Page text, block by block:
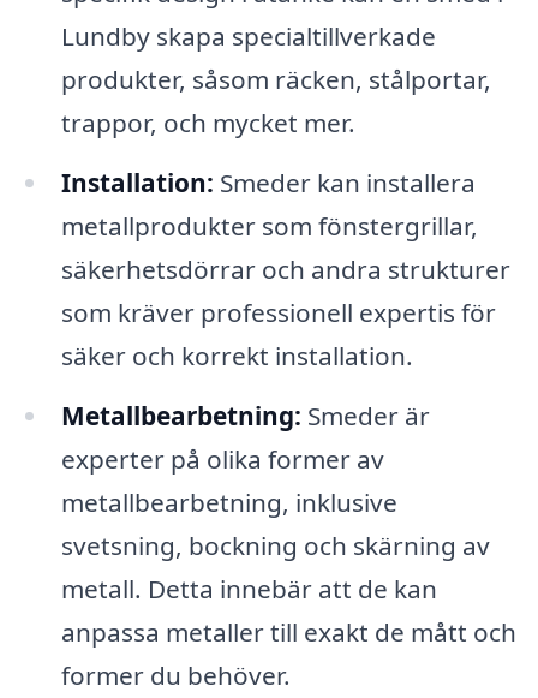
Lundby skapa specialtillverkade
produkter, såsom räcken, stålportar,
trappor, och mycket mer.
Installation: Smeder kan installera
metallprodukter som fönstergrillar,
säkerhetsdörrar och andra strukturer
som kräver professionell expertis för
säker och korrekt installation.
Metallbearbetning: Smeder är
experter på olika former av
metallbearbetning, inklusive
svetsning, bockning och skärning av
metall. Detta innebär att de kan
anpassa metaller till exakt de mått och
former du behöver.